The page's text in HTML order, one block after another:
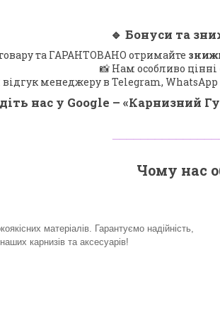
🔹 Бонуси та
та ГАРАНТОВАНО отримайте
📸 Нам особливо цінні
відгук менеджеру в Telegram,
нас у Google – «Карнизний
Чому нас
матеріалів. Гарантуємо надійність,
карнизів та аксесуарів!​